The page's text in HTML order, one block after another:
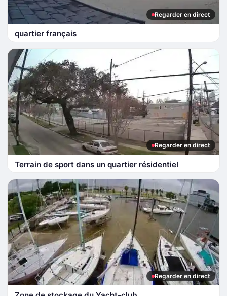
Regarder en direct
quartier français
Regarder en direct
Terrain de sport dans un quartier résidentiel
Regarder en direct